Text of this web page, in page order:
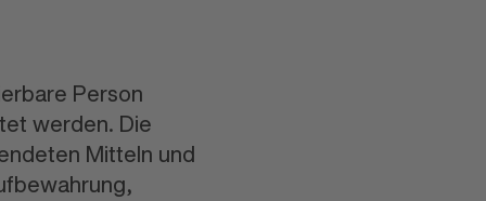
Person
werden. Die
Mitteln und